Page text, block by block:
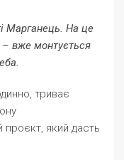
Марганець. На це
– вже монтується
триває
проєкт, який дасть